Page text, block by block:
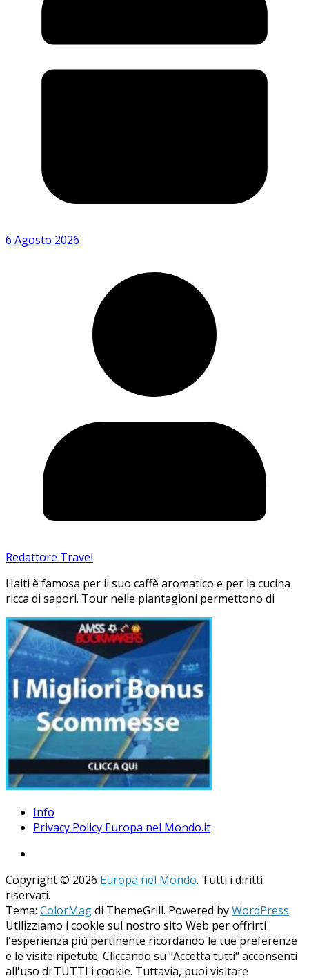
6 Agosto 2026
Redattore Travel
Haiti è famosa per il suo caffè aromatico e per la cucina
ricca di sapori. Tour nelle piantagioni permettono di
Info
Privacy Policy Europa nel Mondo.it
Copyright © 2026 Europa nel Mondo. Tutti i diritti
riservati.
Tema: ColorMagdi ThemeGrill. Powered byWordPress.
Utilizziamo i cookie sul nostro sito Web per offrirti
l'esperienza più pertinente ricordando le tue preferenze
e le visite ripetute. Cliccando su "Accetta tutti" acconsenti
all'uso di TUTTI i cookie. Tuttavia, puoi visitare